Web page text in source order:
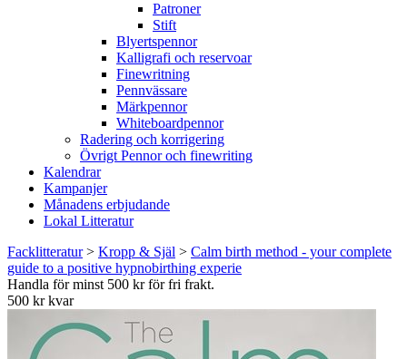
Patroner
Stift
Blyertspennor
Kalligrafi och reservoar
Finewritning
Pennvässare
Märkpennor
Whiteboardpennor
Radering och korrigering
Övrigt Pennor och finewriting
Kalendrar
Kampanjer
Månadens erbjudande
Lokal Litteratur
Facklitteratur> Kropp & Själ > Calm birth method - your complete
guide to a positive hypnobirthing experie
Handla för minst 500 kr för fri frakt.
500 kr kvar